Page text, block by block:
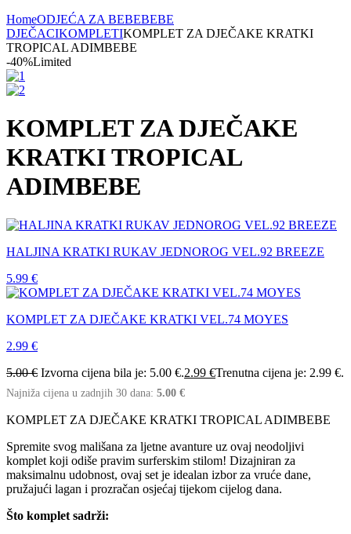
HomeODJEĆA ZA BEBEBEBE
DJEČACIKOMPLETIKOMPLET ZA DJEČAKE KRATKI
TROPICAL ADIMBEBE
-40%Limited
KOMPLET ZA DJEČAKE
KRATKI TROPICAL
ADIMBEBE
HALJINA KRATKI RUKAV JEDNOROG VEL.92 BREEZE
5.99 €
KOMPLET ZA DJEČAKE KRATKI VEL.74 MOYES
2.99 €
5.00€ Izvorna cijena bila je: 5.00 €.2.99 €Trenutna cijena je: 2.99 €.
Najniža cijena u zadnjih 30 dana: 5.00 €
KOMPLET ZA DJEČAKE KRATKI TROPICAL ADIMBEBE
Spremite svog mališana za ljetne avanture uz ovaj neodoljivi
komplet koji odiše pravim surferskim stilom! Dizajniran za
maksimalnu udobnost, ovaj set je idealan izbor za vruće dane,
pružajući lagan i prozračan osjećaj tijekom cijelog dana.
Što komplet sadrži: